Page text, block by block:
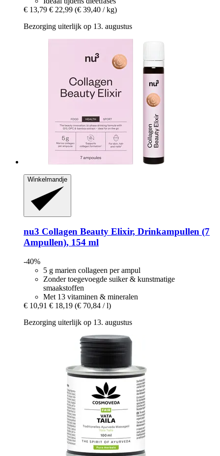
€ 13,79 € 22,99 (€ 39,40 / kg)
Bezorging uiterlijk op 13. augustus
Winkelmandje
nu3 Collagen Beauty Elixir, Drinkampullen (7
Ampullen), 154 ml
-40%
5 g marien collageen per ampul
Zonder toegevoegde suiker & kunstmatige
smaakstoffen
Met 13 vitaminen & mineralen
€ 10,91 € 18,19 (€ 70,84 / l)
Bezorging uiterlijk op 13. augustus